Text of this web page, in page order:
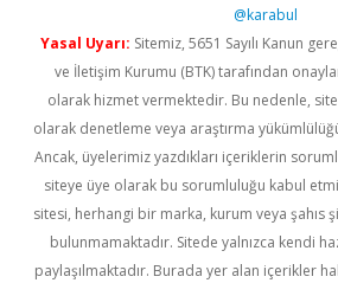
@karabul
Yasal Uyarı: Sitemiz, 5651 Sayılı Kanun
ve İletişim Kurumu (BTK) tarafından
olarak hizmet vermektedir. Bu nedenle,
olarak denetleme veya araştırma
Ancak, üyelerimiz yazdıkları içeriklerin
siteye üye olarak bu sorumluluğu kabul
sitesi, herhangi bir marka, kurum veya şahıs
bulunmamaktadır. Sitede yalnızca kendi
paylaşılmaktadır. Burada yer alan içerikler